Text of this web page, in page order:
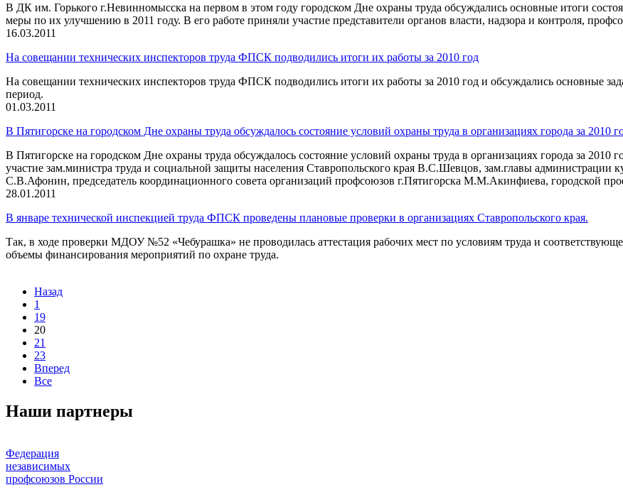
В ДК им. Горького г.Невинномысска на первом в этом году городском Дне охраны труда обсуждались основные итоги
меры по их улучшению в 2011 году. В его работе приняли участие представители органов власти, надзора и контроля,
16.03.2011
На совещании технических инспекторов труда ФПСК подводились итоги их работы за 2010 год
На совещании технических инспекторов труда ФПСК подводились итоги их работы за 2010 год и обсуждались основные
период.
01.03.2011
В Пятигорске на городском Дне охраны труда обсуждалось состояние условий охраны труда в организациях города за 2010
В Пятигорске на городском Дне охраны труда обсуждалось состояние условий охраны труда в организациях города за
участие зам.министра труда и социальной защиты населения Ставропольского края В.С.Шевцов, зам.главы
С.В.Афонин, председатель координационного совета организаций профсоюзов г.Пятигорска М.М.Акинфиева, городской
28.01.2011
В январе технической инспекцией труда ФПСК проведены плановые проверки в организациях Ставропольского края.
Так, в ходе проверки МДОУ №52 «Чебурашка» не проводилась аттестация рабочих мест по условиям труда и
объемы финансирования мероприятий по охране труда.
Назад
1
19
20
21
23
Вперед
Все
Наши партнеры
Федерация
независимых
профсоюзов России